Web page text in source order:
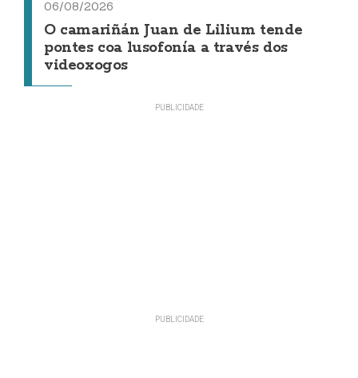
06/08/2026
O camariñán Juan de Lilium tende
pontes coa lusofonía a través dos
videoxogos